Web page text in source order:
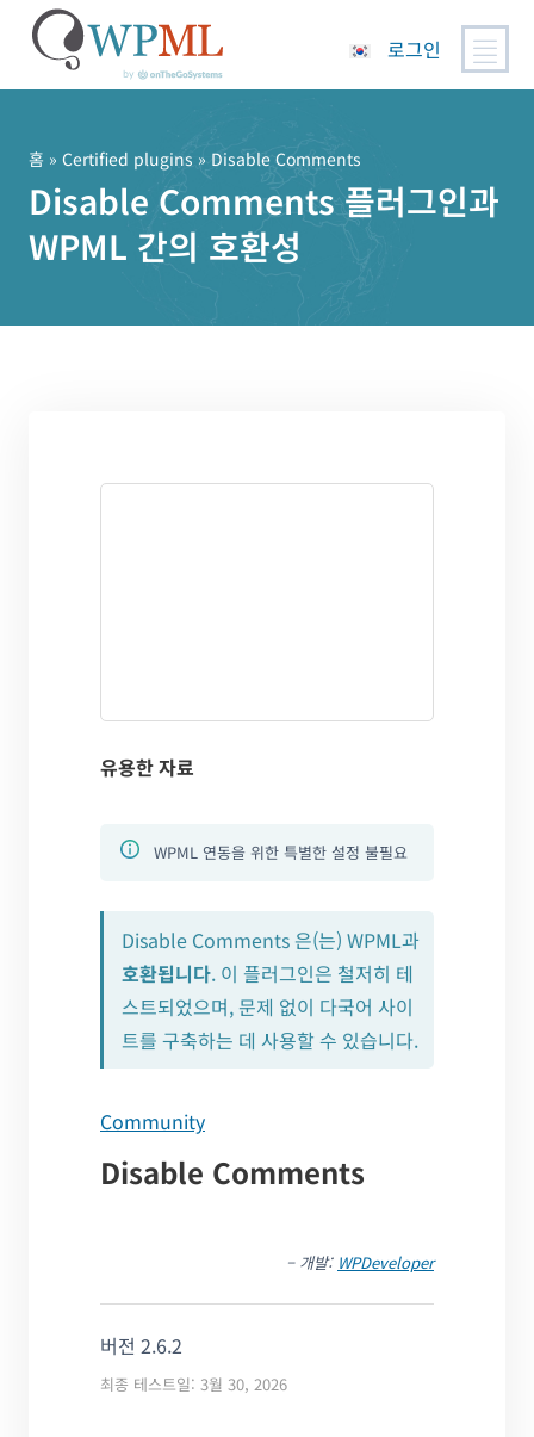
로그인
홈 » Certified plugins » Disable Comments
Disable Comments 플러그인과
WPML 간의 호환성
유용한 자료
WPML 연동을 위한 특별한 설정 불필요
Disable Comments 은(는) WPML과
호환됩니다. 이 플러그인은 철저히 테
스트되었으며, 문제 없이 다국어 사이
트를 구축하는 데 사용할 수 있습니다.
Community
Disable Comments
– 개발: WPDeveloper
버전 2.6.2
최종 테스트일: 3월 30, 2026